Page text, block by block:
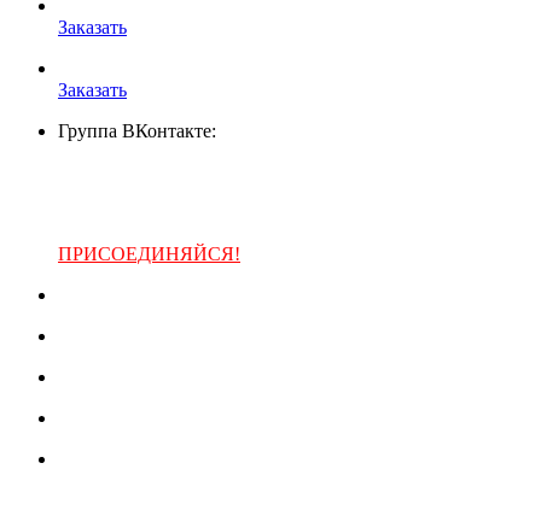
Заказать
Заказать
Группа ВКонтакте:
ПРИСОЕДИНЯЙСЯ!